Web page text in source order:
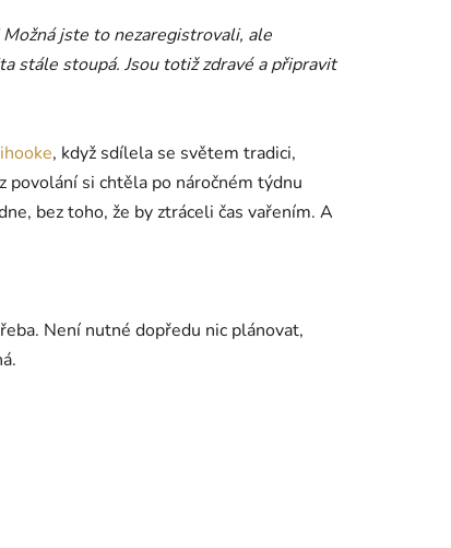
jste to nezaregistrovali, ale
stále stoupá. Jsou totiž zdravé a připravit
, když sdílela se světem tradici,
povolání si chtěla po náročném týdnu
bez toho, že by ztráceli čas vařením. A
Není nutné dopředu nic plánovat,